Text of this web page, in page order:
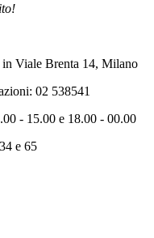
in Viale Brenta 14, Milano
02 538541
- 15.00 e 18.00 - 00.00
e 65